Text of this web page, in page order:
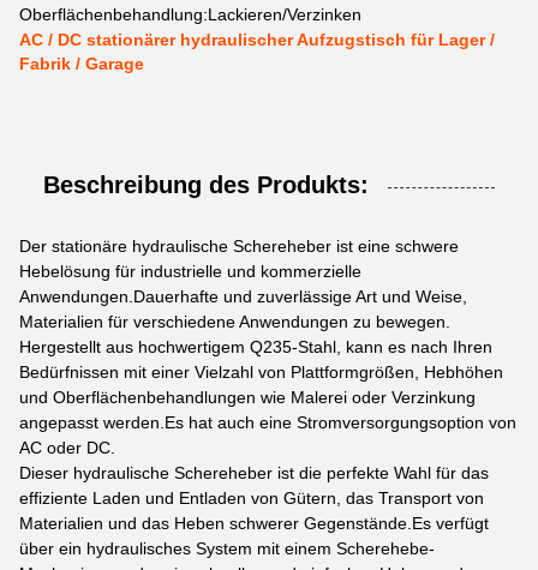
Oberflächenbehandlung:Lackieren/Verzinken
AC / DC stationärer hydraulischer Aufzugstisch für Lager /
Fabrik / Garage
Beschreibung des Produkts:
Der stationäre hydraulische Schereheber ist eine schwere
Hebelösung für industrielle und kommerzielle
Anwendungen.Dauerhafte und zuverlässige Art und Weise,
Materialien für verschiedene Anwendungen zu bewegen.
Hergestellt aus hochwertigem Q235-Stahl, kann es nach Ihren
Bedürfnissen mit einer Vielzahl von Plattformgrößen, Hebhöhen
und Oberflächenbehandlungen wie Malerei oder Verzinkung
angepasst werden.Es hat auch eine Stromversorgungsoption von
AC oder DC.
Dieser hydraulische Schereheber ist die perfekte Wahl für das
effiziente Laden und Entladen von Gütern, das Transport von
Materialien und das Heben schwerer Gegenstände.Es verfügt
über ein hydraulisches System mit einem Scherehebe-